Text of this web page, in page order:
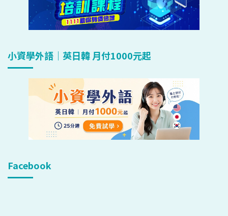
小資學外語｜英日韓 月付1000元起
Facebook